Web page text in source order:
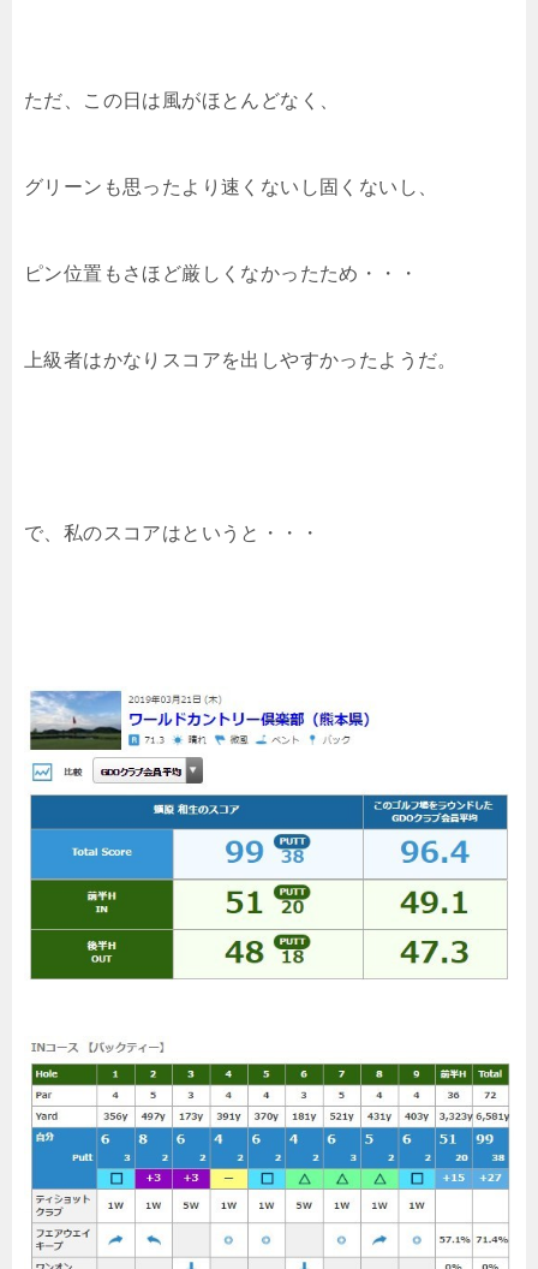
ただ、この日は風がほとんどなく、
グリーンも思ったより速くないし固くないし、
ピン位置もさほど厳しくなかったため・・・
上級者はかなりスコアを出しやすかったようだ。
で、私のスコアはというと・・・